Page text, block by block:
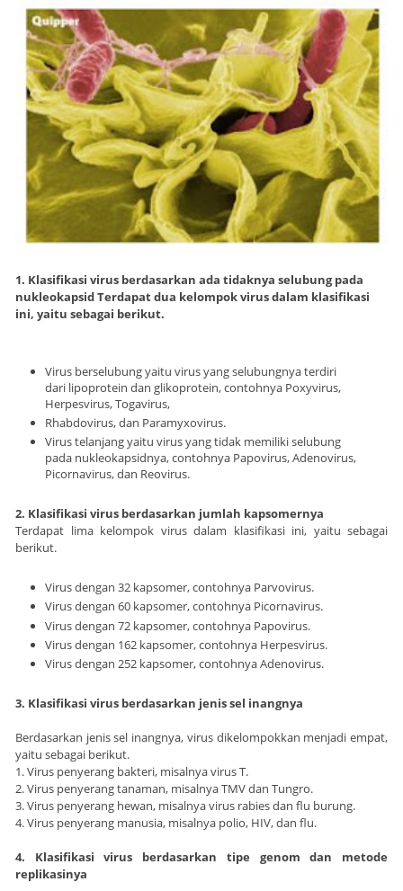
1. Klasifikasi virus berdasarkan ada tidaknya selubung pada
nukleokapsid Terdapat dua kelompok virus dalam klasifikasi
ini, yaitu sebagai berikut.
Virus berselubung yaitu virus yang selubungnya terdiri
dari lipoprotein dan glikoprotein, contohnya Poxyvirus,
Herpesvirus, Togavirus,
Rhabdovirus, dan Paramyxovirus.
Virus telanjang yaitu virus yang tidak memiliki selubung
pada nukleokapsidnya, contohnya Papovirus, Adenovirus,
Picornavirus, dan Reovirus.
2. Klasifikasi virus berdasarkan jumlah kapsomernya
Terdapat lima kelompok virus dalam klasifikasi ini, yaitu sebagai
berikut.
Virus dengan 32 kapsomer, contohnya Parvovirus.
Virus dengan 60 kapsomer, contohnya Picornavirus.
Virus dengan 72 kapsomer, contohnya Papovirus.
Virus dengan 162 kapsomer, contohnya Herpesvirus.
Virus dengan 252 kapsomer, contohnya Adenovirus.
3. Klasifikasi virus berdasarkan jenis sel inangnya
Berdasarkan jenis sel inangnya, virus dikelompokkan menjadi empat,
yaitu sebagai berikut.
1. Virus penyerang bakteri, misalnya virus T.
2. Virus penyerang tanaman, misalnya TMV dan Tungro.
3. Virus penyerang hewan, misalnya virus rabies dan flu burung.
4. Virus penyerang manusia, misalnya polio, HIV, dan flu.
4. Klasifikasi virus berdasarkan tipe genom dan metode
replikasinya